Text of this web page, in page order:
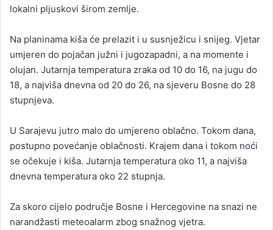
i
lokalni pljuskovi širom zemlje.
Na planinama kiša će prelazit i u susnježicu i snijeg. Vjetar
umjeren do pojačan južni i jugozapadni, a na momente i
olujan. Jutarnja temperatura zraka od 10 do 16, na jugu do
18, a najviša dnevna od 20 do 26, na sjeveru Bosne do 28
stupnjeva.
U Sarajevu jutro malo do umjereno oblačno. Tokom dana,
postupno povećanje oblačnosti. Krajem dana i tokom noći
se očekuje i kiša. Jutarnja temperatura oko 11, a najviša
dnevna temperatura oko 22 stupnja.
Za skoro cijelo područje Bosne i Hercegovine na snazi ne
narandžasti meteoalarm zbog snažnog vjetra.